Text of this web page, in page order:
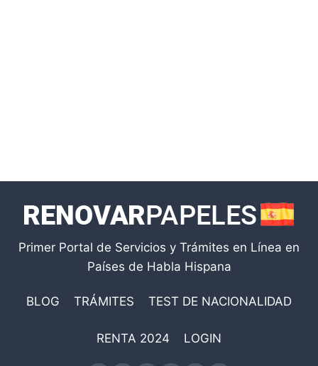
Primer Portal de Servicios y Trámites en Línea en
Países de Habla Hispana
BLOG TRÁMITES TEST DE NACIONALIDAD
RENTA 2024 LOGIN